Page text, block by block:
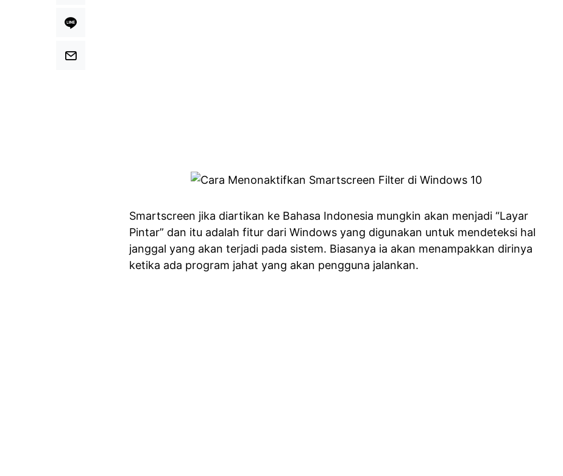
Smartscreen jika diartikan ke Bahasa Indonesia mungkin akan menjadi “Layar
Pintar” dan itu adalah fitur dari Windows yang digunakan untuk mendeteksi hal
janggal yang akan terjadi pada sistem. Biasanya ia akan menampakkan dirinya
ketika ada program jahat yang akan pengguna jalankan.